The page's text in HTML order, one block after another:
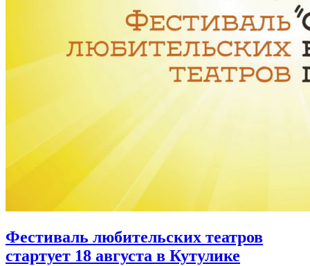
Фестиваль любительских театров
стартует 18 августа в Кутулике